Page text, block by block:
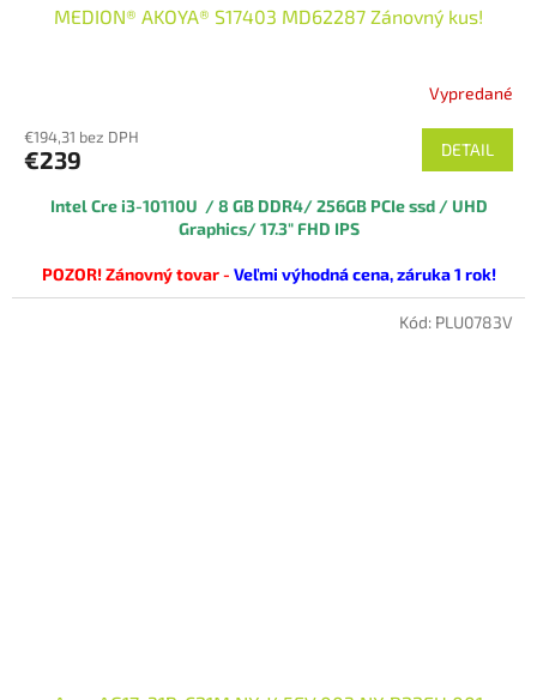
MEDION® AKOYA® S17403 MD62287 Zánovný kus!
Vypredané
€194,31 bez DPH
€239 DETAIL
Intel Cre i3-10110U / 8 GB DDR4/ 256GB PCIe ssd / UHD
Graphics/ 17.3" FHD IPS
POZOR! Zánovný tovar - Veľmi výhodná cena, záruka 1 rok!
tovar je v 100% funkčnom stave, staršieho výrobného roku s miernymi
vizuálnymi nedostatkami (viď reálne foto produktu).
Kód: PLU0783V